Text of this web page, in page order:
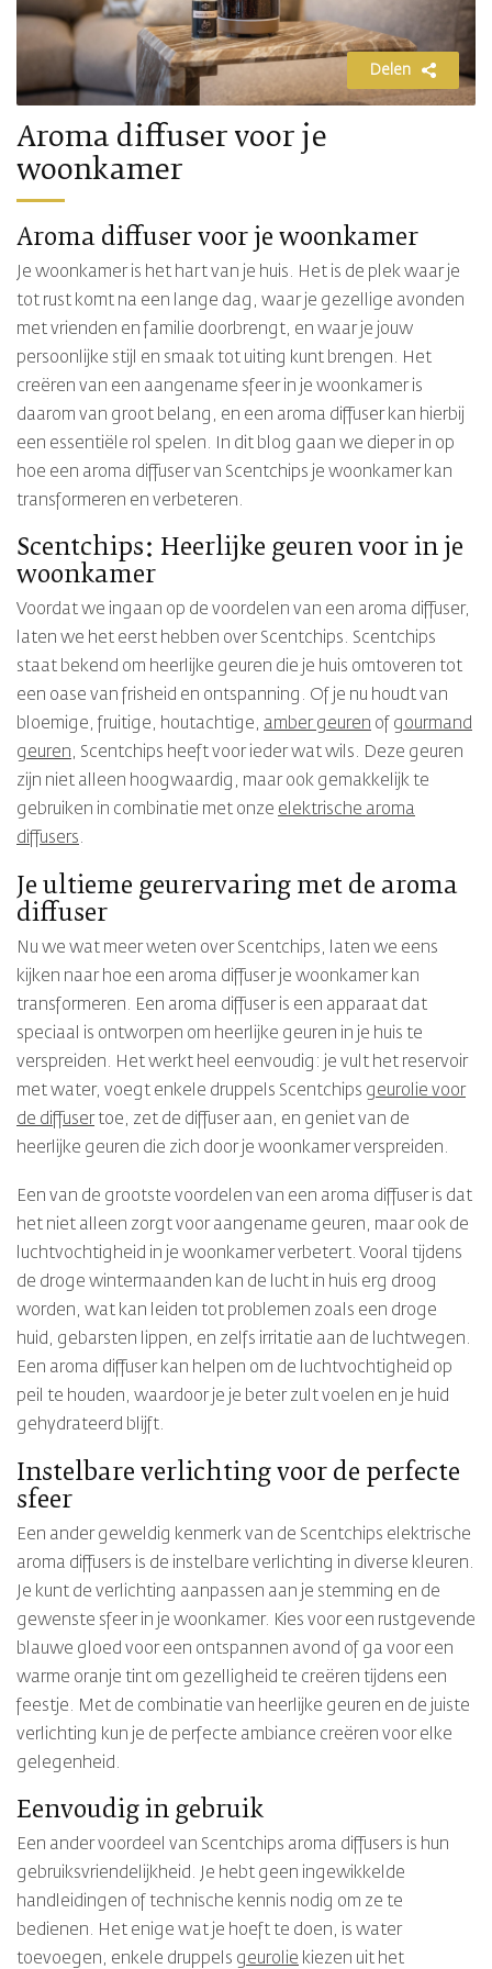
Delen
Aroma diffuser voor je
woonkamer
Aroma diffuser voor je woonkamer
Je woonkamer is het hart van je huis. Het is de plek waar je
tot rust komt na een lange dag, waar je gezellige avonden
met vrienden en familie doorbrengt, en waar je jouw
persoonlijke stijl en smaak tot uiting kunt brengen. Het
creëren van een aangename sfeer in je woonkamer is
daarom van groot belang, en een aroma diffuser kan hierbij
een essentiële rol spelen. In dit blog gaan we dieper in op
hoe een aroma diffuser van Scentchips je woonkamer kan
transformeren en verbeteren.
Scentchips: Heerlijke geuren voor in je
woonkamer
Voordat we ingaan op de voordelen van een aroma diffuser,
laten we het eerst hebben over Scentchips. Scentchips
staat bekend om heerlijke geuren die je huis omtoveren tot
een oase van frisheid en ontspanning. Of je nu houdt van
bloemige, fruitige, houtachtige, amber geuren of gourmand
geuren , Scentchips heeft voor ieder wat wils. Deze geuren
zijn niet alleen hoogwaardig, maar ook gemakkelijk te
gebruiken in combinatie met onze elektrische aroma
diffusers .
Je ultieme geurervaring met de aroma
diffuser
Nu we wat meer weten over Scentchips, laten we eens
kijken naar hoe een aroma diffuser je woonkamer kan
transformeren. Een aroma diffuser is een apparaat dat
speciaal is ontworpen om heerlijke geuren in je huis te
verspreiden. Het werkt heel eenvoudig: je vult het reservoir
met water, voegt enkele druppels Scentchips geurolie voor
de diffusertoe, zet de diffuser aan, en geniet van de
heerlijke geuren die zich door je woonkamer verspreiden.
Een van de grootste voordelen van een aroma diffuser is dat
het niet alleen zorgt voor aangename geuren, maar ook de
luchtvochtigheid in je woonkamer verbetert. Vooral tijdens
de droge wintermaanden kan de lucht in huis erg droog
worden, wat kan leiden tot problemen zoals een droge
huid, gebarsten lippen, en zelfs irritatie aan de luchtwegen.
Een aroma diffuser kan helpen om de luchtvochtigheid op
peil te houden, waardoor je je beter zult voelen en je huid
gehydrateerd blijft.
Instelbare verlichting voor de perfecte
sfeer
Een ander geweldig kenmerk van de Scentchips elektrische
aroma diffusers is de instelbare verlichting in diverse kleuren.
Je kunt de verlichting aanpassen aan je stemming en de
gewenste sfeer in je woonkamer. Kies voor een rustgevende
blauwe gloed voor een ontspannen avond of ga voor een
warme oranje tint om gezelligheid te creëren tijdens een
feestje. Met de combinatie van heerlijke geuren en de juiste
verlichting kun je de perfecte ambiance creëren voor elke
gelegenheid.
Eenvoudig in gebruik
Een ander voordeel van Scentchips aroma diffusers is hun
gebruiksvriendelijkheid. Je hebt geen ingewikkelde
handleidingen of technische kennis nodig om ze te
bedienen. Het enige wat je hoeft te doen, is water
toevoegen, enkele druppels geurolie kiezen uit het